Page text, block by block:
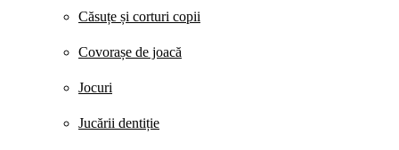
Căsuțe și corturi copii
Covorașe de joacă
Jocuri
Jucării dentiție